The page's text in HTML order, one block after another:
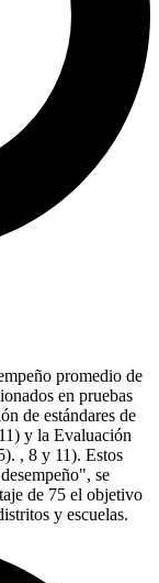
promedio de
en pruebas
de estándares de
y la Evaluación
, 8 y 11). Estos
se
de 75 el objetivo
y escuelas.